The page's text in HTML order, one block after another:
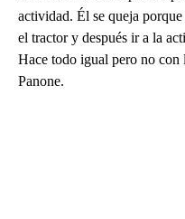
actividad. Él se queja
el tractor y después ir a la
Hace todo igual pero no
Panone.